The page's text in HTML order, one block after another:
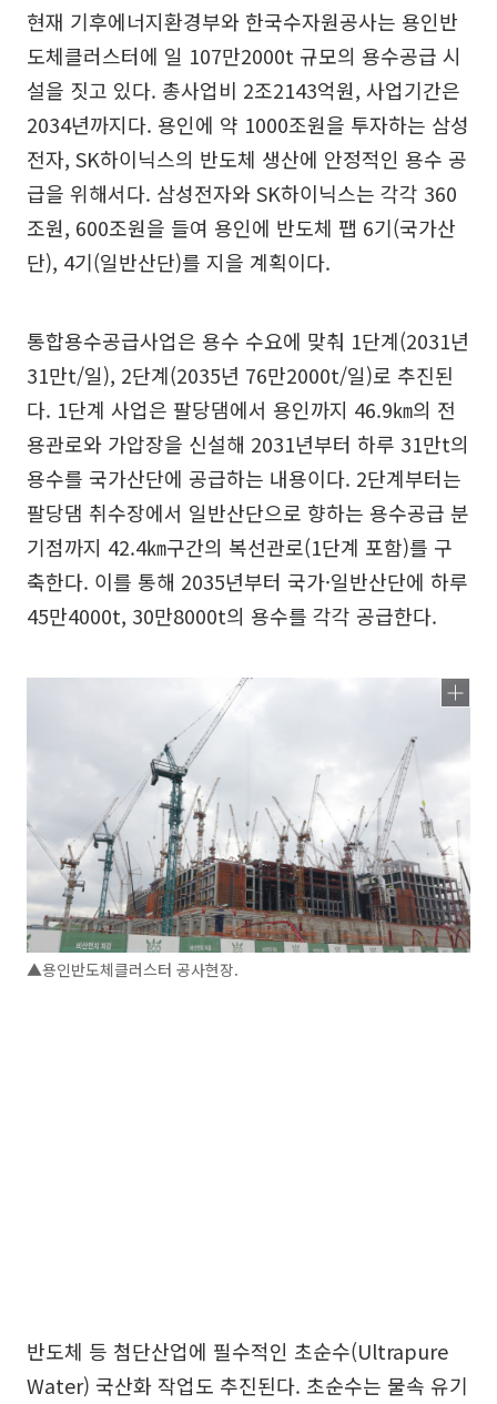
현재 기후에너지환경부와 한국수자원공사는 용인반
도체클러스터에 일 107만2000t 규모의 용수공급 시
설을 짓고 있다. 총사업비 2조2143억원, 사업기간은
2034년까지다. 용인에 약 1000조원을 투자하는 삼성
전자, SK하이닉스의 반도체 생산에 안정적인 용수 공
급을 위해서다. 삼성전자와 SK하이닉스는 각각 360
조원, 600조원을 들여 용인에 반도체 팹 6기(국가산
단), 4기(일반산단)를 지을 계획이다.
통합용수공급사업은 용수 수요에 맞춰 1단계(2031년
31만t/일), 2단계(2035년 76만2000t/일)로 추진된
다. 1단계 사업은 팔당댐에서 용인까지 46.9㎞의 전
용관로와 가압장을 신설해 2031년부터 하루 31만t의
용수를 국가산단에 공급하는 내용이다. 2단계부터는
팔당댐 취수장에서 일반산단으로 향하는 용수공급 분
기점까지 42.4㎞구간의 복선관로(1단계 포함)를 구
축한다. 이를 통해 2035년부터 국가·일반산단에 하루
45만4000t, 30만8000t의 용수를 각각 공급한다.
▲용인반도체클러스터 공사현장.
반도체 등 첨단산업에 필수적인 초순수(Ultrapure
Water) 국산화 작업도 추진된다. 초순수는 물속 유기